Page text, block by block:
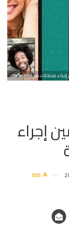
محادثات صوتية جماعية
إجراء